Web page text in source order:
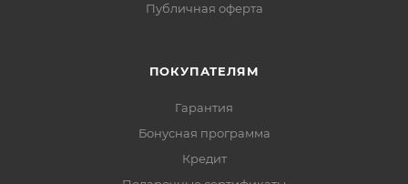
Публичная оферта
ПОКУПАТЕЛЯМ
Гарантия
Бонусная программа
Кредит